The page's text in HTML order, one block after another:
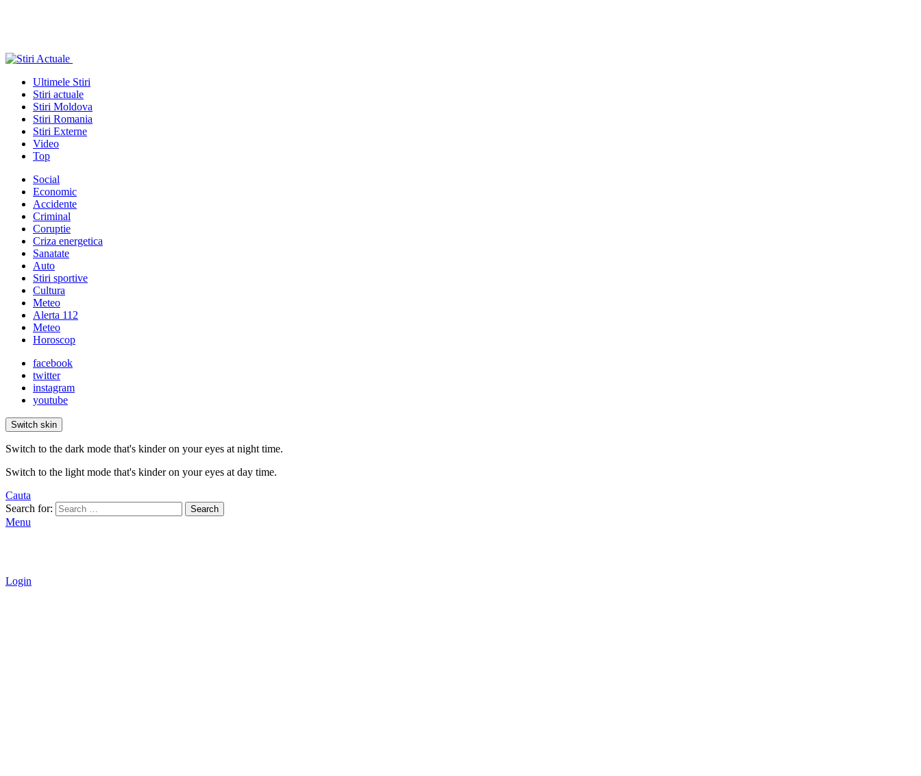
Ultimele Stiri
Stiri actuale
Stiri Moldova
Stiri Romania
Stiri Externe
Video
Top
Social
Economic
Accidente
Criminal
Coruptie
Criza energetica
Sanatate
Auto
Stiri sportive
Cultura
Meteo
Alerta 112
Meteo
Horoscop
facebook
twitter
instagram
youtube
Switch skin
Switch to the dark mode that's kinder on your eyes at night time.
Switch to the light mode that's kinder on your eyes at day time.
Cauta
Search for:
Search
Menu
Login